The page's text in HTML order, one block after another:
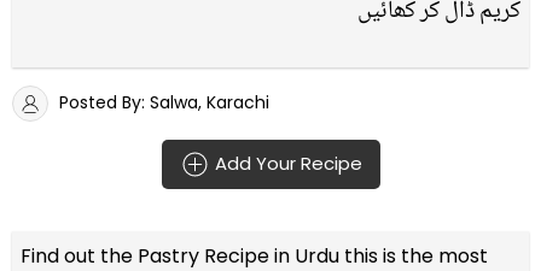
کریم ڈال کر کھائیں
Posted By: Salwa, Karachi
Add Your Recipe
Find out the Pastry Recipe in Urdu this is the most